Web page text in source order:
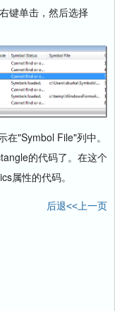
键单击，然后选择
"Symbol File"列中。
的代码了。在这个
属性的代码。
后退<<上一页